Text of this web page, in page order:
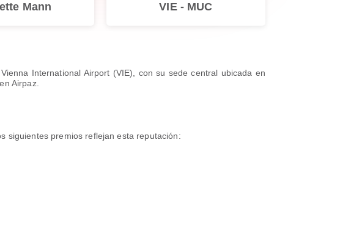
Mann VIE - MUC
International Airport (VIE), con su sede central ubicada en
Airpaz.
siguientes premios reflejan esta reputación: